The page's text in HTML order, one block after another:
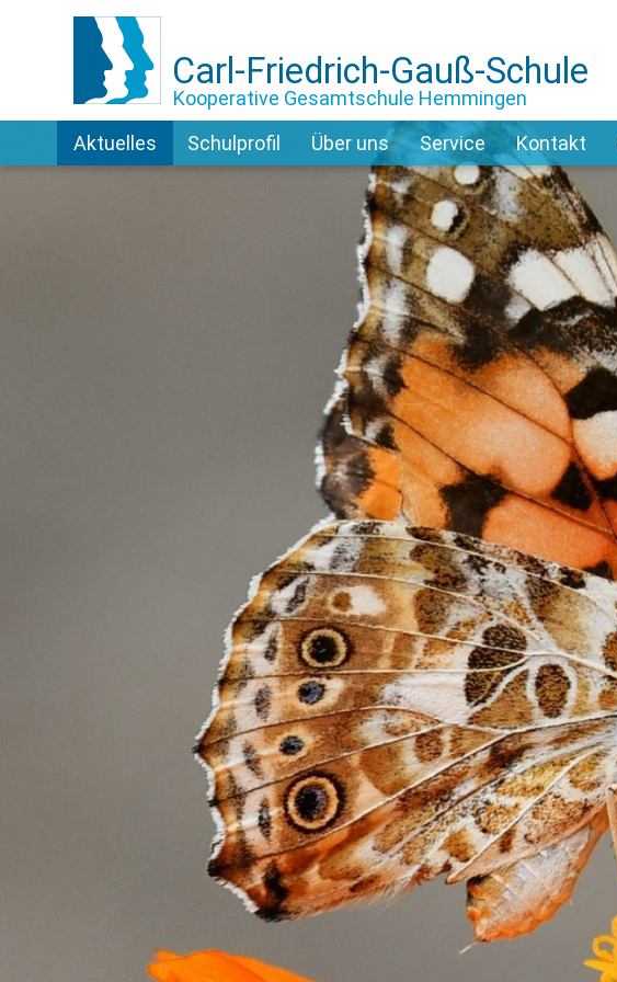
Carl-Friedrich-Gauß-Schule
Kooperative Gesamtschule Hemmingen
Aktuelles Schulprofil Über uns Service Kontakt